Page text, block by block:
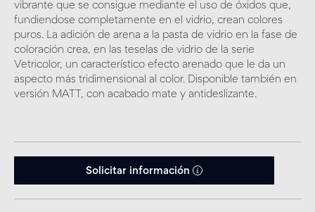
vibrante que se consigue mediante el uso de óxidos que,
fundiendose completamente en el vidrio, crean colores
puros. La adición de arena a la pasta de vidrio en la fase de
coloración crea, en las teselas de vidrio de la serie
Vetricolor, un característico efecto arenado que le da un
aspecto más tridimensional al color. Disponible también en
versión MATT, con acabado mate y antideslizante.
Solicitar información